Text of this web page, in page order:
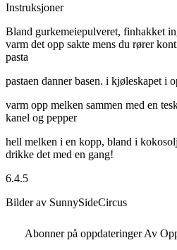
Instruksjoner
Bland gurkemeiepulveret, finhakket
varm det opp sakte mens du rører
pasta
pastaen danner basen. i kjøleskapet i
varm opp melken sammen med en
kanel og pepper
hell melken i en kopp, bland i
drikke det med en gang!
6.4.5
Bilder av SunnySideCircus
Abonner på oppdateringer Av